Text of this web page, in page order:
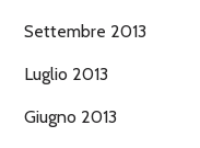
Settembre 2013
Luglio 2013
Giugno 2013